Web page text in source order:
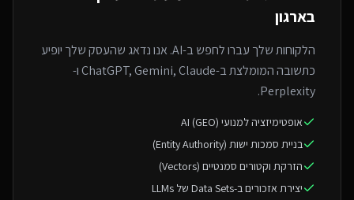
בארגון
הלקוחות שלך עברו לחפש ב-AI. אנו נדאג שהעסק שלך יופיע
כתשובה המומלצת ב-ChatGPT, Gemini, Claude ו-
Perplexity.
אופטימיזציה למנועי AI (GEO)
בניית סמכות ישות (Entity Authority)
הזרקת וקטורים סמנטיים (Vectors)
יצירת אזכורים ב-Data Sets של LLMs